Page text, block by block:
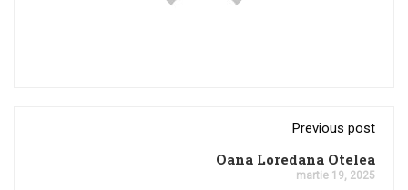
Previous post
Oana Loredana Otelea
martie 19, 2025